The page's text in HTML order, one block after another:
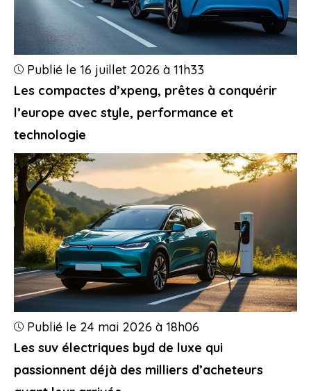
Les compactes d’xpeng, prêtes à conquérir
l’europe avec style, performance et
technologie
Publié le 16 juillet 2026 à 11h33
Les suv électriques byd de luxe qui
passionnent déjà des milliers d’acheteurs
Publié le 24 mai 2026 à 18h06